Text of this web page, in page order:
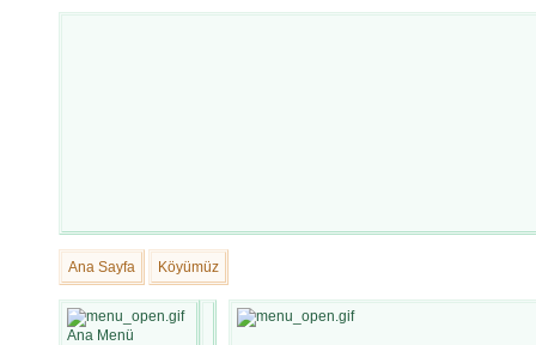
Ana Sayfa Köyümüz
Ana Menü